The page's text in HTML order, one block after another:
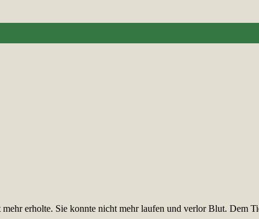
erholte. Sie konnte nicht mehr laufen und verlor Blut. Dem